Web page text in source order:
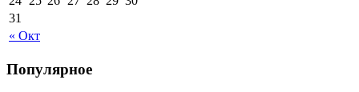
« Окт
31
Популярное